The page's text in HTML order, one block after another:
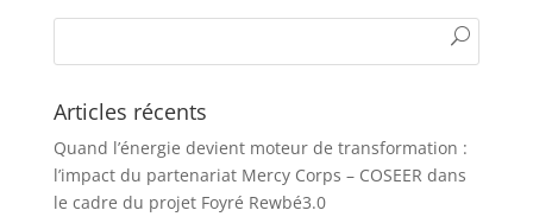
Articles récents
Quand l’énergie devient moteur de transformation :
l’impact du partenariat Mercy Corps – COSEER dans
le cadre du projet Foyré Rewbé3.0